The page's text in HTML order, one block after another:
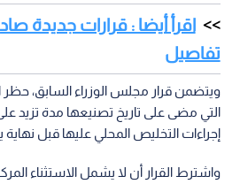
اقرأ أيضا : قرارات جديدة
تفاصيل
ويتضمن قرار مجلس الوزراء السابق، حظر
إجراءات التخليص المحلي عليها قبل نهاية يوم
واشترط القرار أن لا يشمل الاستثناء